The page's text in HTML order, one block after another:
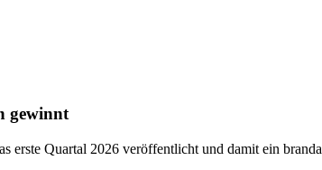
gewinnt
erste Quartal 2026 veröffentlicht und damit ein